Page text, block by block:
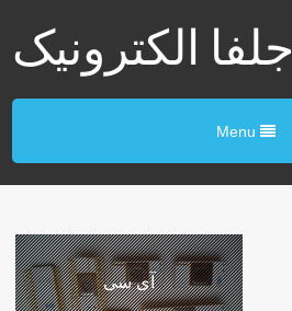
جلفا الکترونیک
آی سی